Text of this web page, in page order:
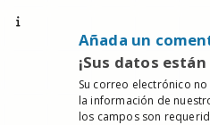
Añada un
¡Sus datos
Su correo electrónico
la información de
los campos son